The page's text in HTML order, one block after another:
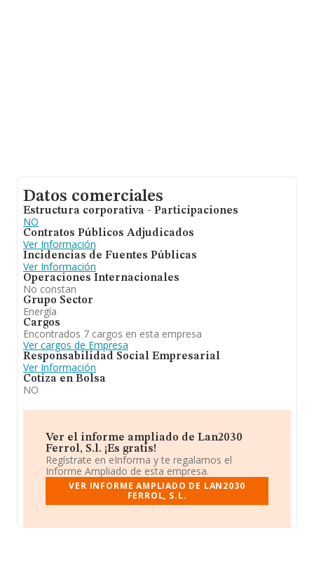
Datos comerciales
Estructura corporativa - Participaciones
NO
Contratos Públicos Adjudicados
Ver Información
Incidencias de Fuentes Públicas
Ver Información
Operaciones Internacionales
No constan
Grupo Sector
Energía
Cargos
Encontrados 7 cargos en esta empresa
Ver cargos de Empresa
Responsabilidad Social Empresarial
Ver Información
Cotiza en Bolsa
NO
Ver el informe ampliado de Lan2030
Ferrol, S.l. ¡Es gratis!
Regístrate en eInforma y te regalamos el
Informe Ampliado de esta empresa.
VER INFORME AMPLIADO DE LAN2030
FERROL, S.L.